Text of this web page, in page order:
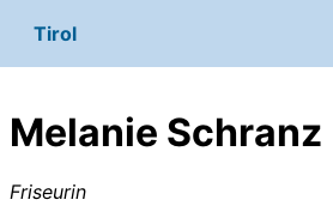
Tirol
Melanie Schranz
Friseurin